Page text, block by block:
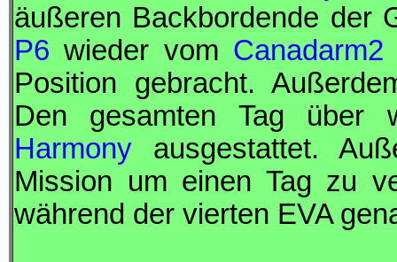
äußeren Backbordende der
P6 wieder vom Canadarm2
Position gebracht.
Den gesamten Tag über
Harmony ausgestattet.
Mission um einen Tag zu
während der vierten EVA